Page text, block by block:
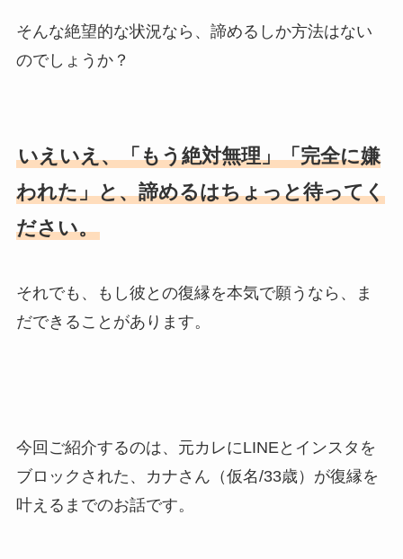
そんな絶望的な状況なら、諦めるしか方法はない
のでしょうか？
いえいえ、「もう絶対無理」「完全に嫌
われた」と、諦めるはちょっと待ってく
ださい。
それでも、もし彼との復縁を本気で願うなら、ま
だできることがあります。
今回ご紹介するのは、元カレにLINEとインスタを
ブロックされた、カナさん（仮名/33歳）が復縁を
叶えるまでのお話です。